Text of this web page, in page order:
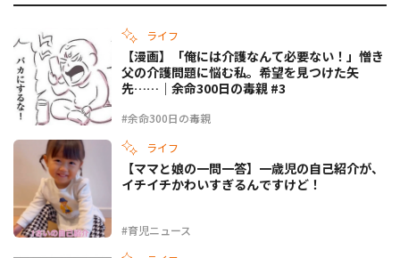
ライフ
#余命300日の毒親
【漫画】「俺には介護なんて必要ない！」憎き
父の介護問題に悩む私。希望を見つけた矢
先……｜余命300日の毒親 #3
ライフ
#育児ニュース
【ママと娘の一問一答】一歳児の自己紹介が、
イチイチかわいすぎるんですけど！